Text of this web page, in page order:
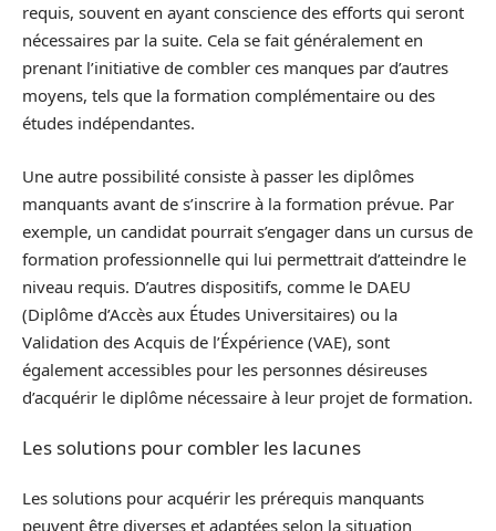
requis, souvent en ayant conscience des efforts qui seront
nécessaires par la suite. Cela se fait généralement en
prenant l’initiative de combler ces manques par d’autres
moyens, tels que la formation complémentaire ou des
études indépendantes.
Une autre possibilité consiste à passer les diplômes
manquants avant de s’inscrire à la formation prévue. Par
exemple, un candidat pourrait s’engager dans un cursus de
formation professionnelle qui lui permettrait d’atteindre le
niveau requis. D’autres dispositifs, comme le DAEU
(Diplôme d’Accès aux Études Universitaires) ou la
Validation des Acquis de l’Éxpérience (VAE), sont
également accessibles pour les personnes désireuses
d’acquérir le diplôme nécessaire à leur projet de formation.
Les solutions pour combler les lacunes
Les solutions pour acquérir les prérequis manquants
peuvent être diverses et adaptées selon la situation